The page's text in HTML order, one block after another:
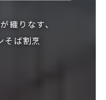
織りなす、
そば割烹